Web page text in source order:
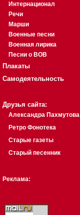
Интернационал
Речи
Марши
Военные песни
Военная лирика
Песни о ВОВ
Плакаты
Самодеятельность
Друзья сайта:
Александра Пахмутова
Ретро Фонотека
Старые газеты
Старый песенник
Реклама: